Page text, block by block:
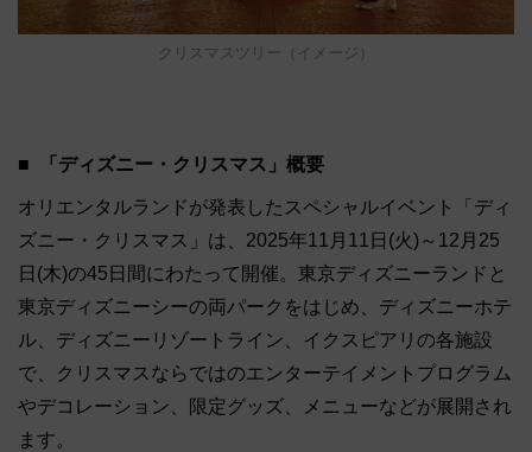
クリスマスツリー（イメージ）
「ディズニー・クリスマス」概要
オリエンタルランドが発表したスペシャルイベント「ディ
ズニー・クリスマス」は、2025年11月11日(火)～12月25
日(木)の45日間にわたって開催。東京ディズニーランドと
東京ディズニーシーの両パークをはじめ、ディズニーホテ
ル、ディズニーリゾートライン、イクスピアリの各施設
で、クリスマスならではのエンターテイメントプログラム
やデコレーション、限定グッズ、メニューなどが展開され
ます。